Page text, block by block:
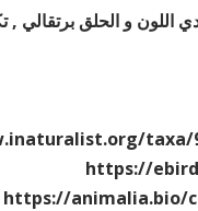
و الحلق برتقالي ,
taxa/
https://
https://animalia.bio/